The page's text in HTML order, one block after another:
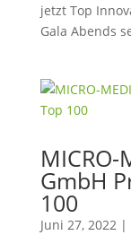
jetzt Top
Gala Abends
GmbH
100
Juni 27, 2022|